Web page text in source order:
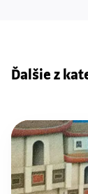
Ďalšie z